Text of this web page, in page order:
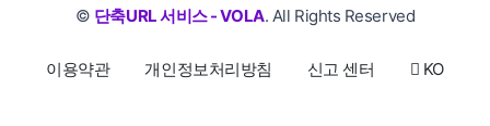
© 단축URL 서비스 - VOLA. All Rights Reserved
이용약관 개인정보처리방침 신고 센터 KO